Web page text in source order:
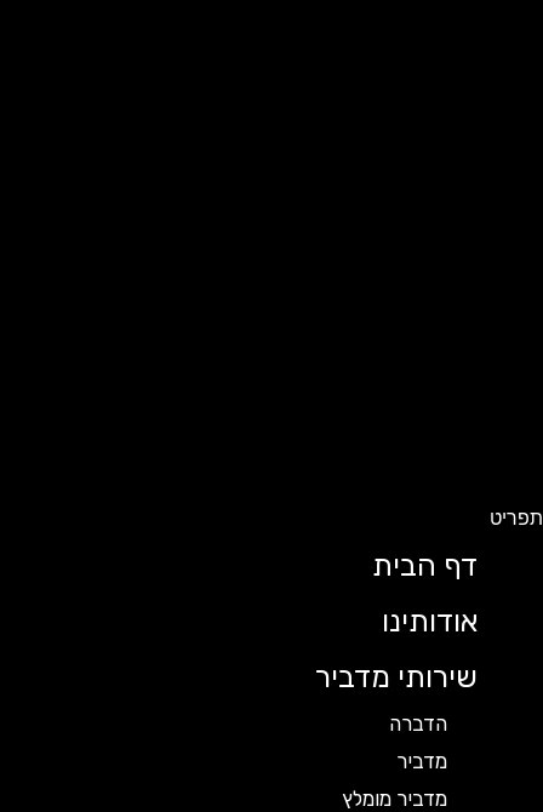
תפריט
דף הבית
אודותינו
שירותי מדביר
הדברה
מדביר
מדביר מומלץ